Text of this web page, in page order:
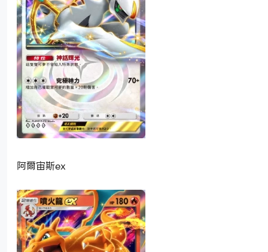
阿爾宙斯ex